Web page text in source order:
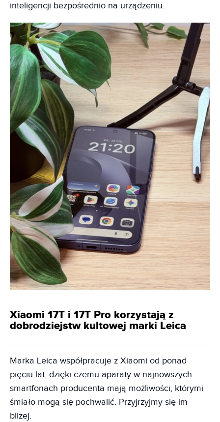
inteligencji bezpośrednio na urządzeniu.
Xiaomi 17T i 17T Pro korzystają z
dobrodziejstw kultowej marki Leica
Marka Leica współpracuje z Xiaomi od ponad
pięciu lat, dzięki czemu aparaty w najnowszych
smartfonach producenta mają możliwości, którymi
śmiało mogą się pochwalić. Przyjrzyjmy się im
bliżej.